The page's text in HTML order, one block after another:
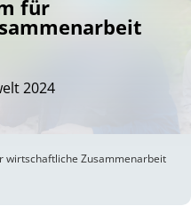
für
2024
wirtschaftliche Zusammenarbeit